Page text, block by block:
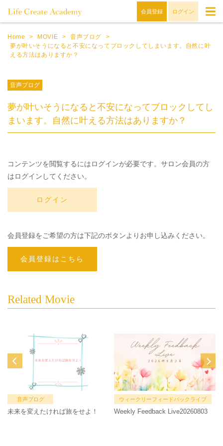
会員登録 ログイン
Home > MOVIE > 音声ブログ
>
夢が叶いそうになると不安になってブロックしてしまいます。自然に叶
える方法はありますか？
音声ブログ
夢が叶いそうになると不安になってブロックしてし
まいます。自然に叶える方法はありますか？
コンテンツを閲覧するにはログインが必要です。サロン会員の方
はログインしてください。
ログイン
会員登録をご希望の方は下記のボタンよりお申し込みください。
会員登録はこちら
Related Movie
音声ブログ
未来を変えたければ旅をせよ！
ウィークリーフィードバックライブ
Weekly Feedback Live20260803